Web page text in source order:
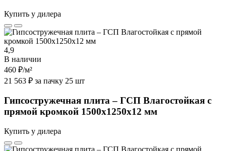
Купить у дилера
4,9
В наличии
460 ₽/м²
21 563 ₽ за пачку 25 шт
Гипсостружечная плита – ГСП Влагостойкая с
прямой кромкой 1500х1250х12 мм
Купить у дилера